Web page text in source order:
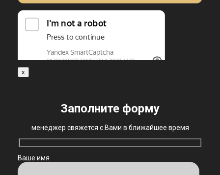
x
Заполните форму
менеджер свяжется с Вами в ближайшее время
Ваше имя